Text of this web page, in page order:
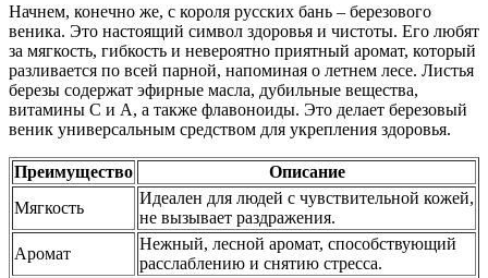
Начнем, конечно же, с короля русских бань – березового
веника. Это настоящий символ здоровья и чистоты. Его любят
за мягкость, гибкость и невероятно приятный аромат, который
разливается по всей парной, напоминая о летнем лесе. Листья
березы содержат эфирные масла, дубильные вещества,
витамины С и А, а также флавоноиды. Это делает березовый
веник универсальным средством для укрепления здоровья.
Преимущество
Описание
Мягкость
Идеален для людей с чувствительной кожей,
не вызывает раздражения.
Аромат
Нежный, лесной аромат, способствующий
расслаблению и снятию стресса.